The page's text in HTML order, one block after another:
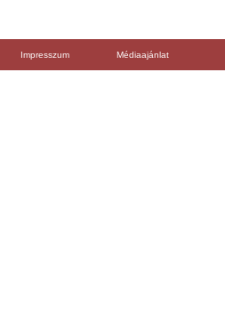
Impresszum Médiaajánlat